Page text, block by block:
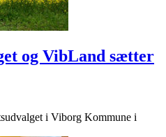
og VibLand sætter
i Viborg Kommune i